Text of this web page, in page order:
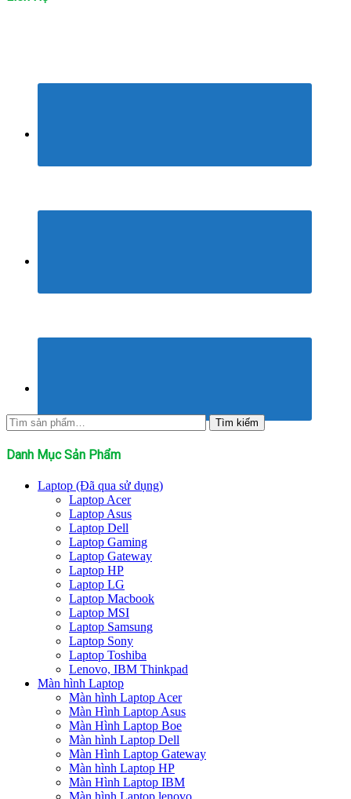
Tìm
kiếm:
Tìm kiếm
Danh Mục Sản Phẩm
Laptop (Đã qua sử dụng)
Laptop Acer
Laptop Asus
Laptop Dell
Laptop Gaming
Laptop Gateway
Laptop HP
Laptop LG
Laptop Macbook
Laptop MSI
Laptop Samsung
Laptop Sony
Laptop Toshiba
Lenovo, IBM Thinkpad
Màn hình Laptop
Màn hình Laptop Acer
Màn Hình Laptop Asus
Màn Hình Laptop Boe
Màn hình Laptop Dell
Màn Hình Laptop Gateway
Màn hình Laptop HP
Màn Hình Laptop IBM